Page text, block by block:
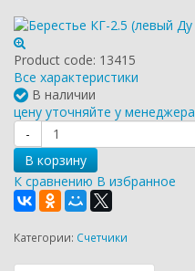
Product code: 13415
Все характеристики
В наличии
цену уточняйте у менеджера
-
В корзину
К сравнению В избранное
Категории: Счетчики